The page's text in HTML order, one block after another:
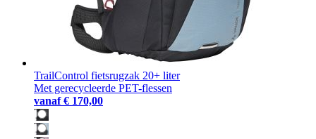
TrailControl fietsrugzak 20+ liter
Met gerecycleerde PET-flessen
vanaf € 170,00